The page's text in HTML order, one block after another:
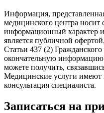
Информация,
медицинского центра носит
информационный характер
является публичной
Статьи 437 (2)
окончательную
можете получить,
Медицинские услуги имеют
консультация специалиста.
Записаться на